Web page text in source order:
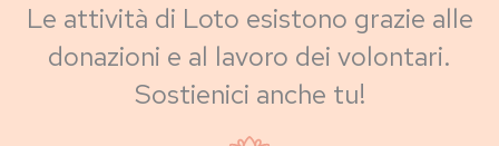
Le attività di Loto esistono grazie alle
donazioni e al lavoro dei volontari.
Sostienici anche tu!